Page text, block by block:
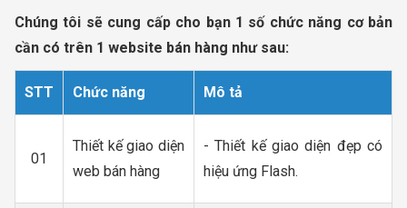
Chúng tôi sẽ cung cấp cho bạn 1 số chức năng cơ bản
cần có trên 1 website bán hàng như sau:
STT Chức năng Mô tả
01
Thiết kế giao diện
web bán hàng
- Thiết kế giao diện đẹp có
hiệu ứng Flash.